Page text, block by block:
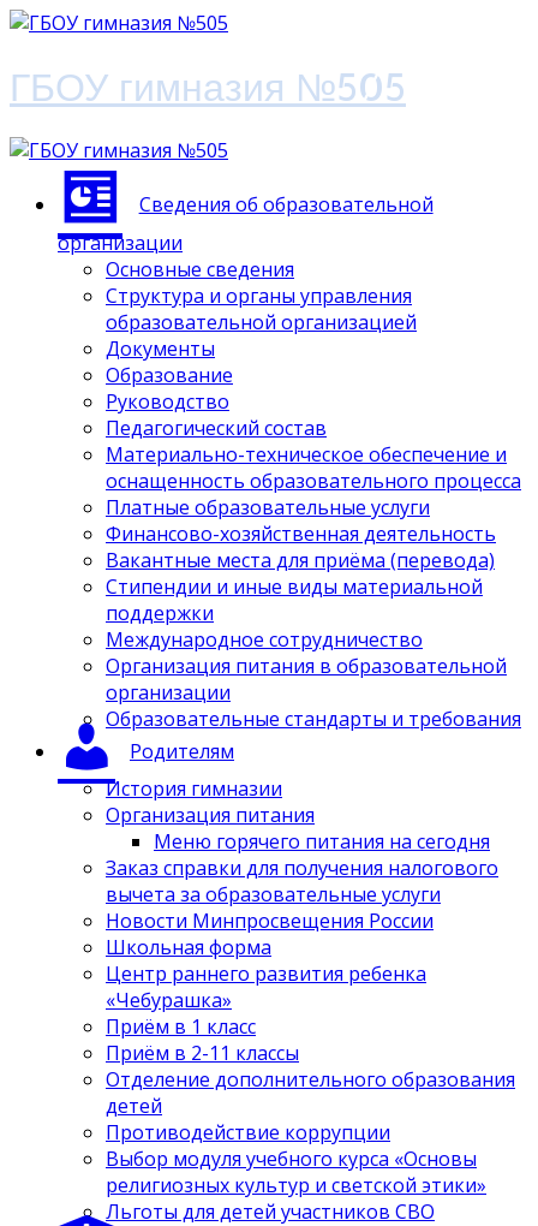
ГБОУ гимназия №505
Сведения об образовательной
организации
Основные сведения
Структура и органы управления
образовательной организацией
Документы
Образование
Руководство
Педагогический состав
Материально-техническое обеспечение и
оснащенность образовательного процесса
Платные образовательные услуги
Финансово-хозяйственная деятельность
Вакантные места для приёма (перевода)
Стипендии и иные виды материальной
поддержки
Международное сотрудничество
Организация питания в образовательной
организации
Образовательные стандарты и требования
Родителям
История гимназии
Организация питания
Меню горячего питания на сегодня
Заказ справки для получения налогового
вычета за образовательные услуги
Новости Минпросвещения России
Школьная форма
Центр раннего развития ребенка
«Чебурашка»
Приём в 1 класс
Приём в 2-11 классы
Отделение дополнительного образования
детей
Противодействие коррупции
Выбор модуля учебного курса «Основы
религиозных культур и светской этики»
Льготы для детей участников СВО